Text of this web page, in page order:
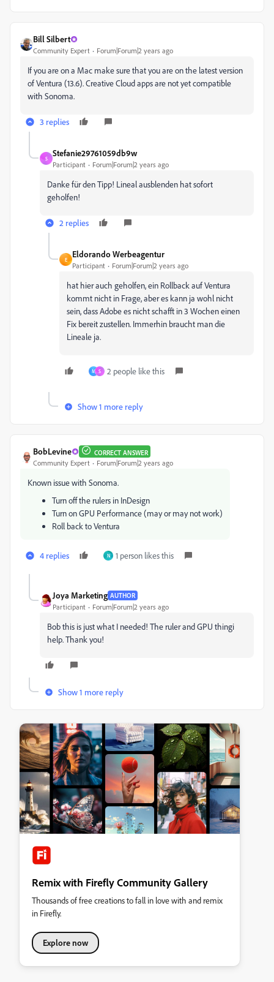
Bill Silbert
Community Expert Forum|Forum|2 years ago
If you are on a Mac make sure that you are on the latest version
of Ventura (13.6). Creative Cloud apps are not yet compatible
with Sonoma.
3 replies
S
Stefanie29761059db9w
Participant Forum|Forum|2 years ago
Danke für den Tipp! Lineal ausblenden hat sofort
geholfen!
2 replies
E
Eldorando Werbeagentur
Participant Forum|Forum|2 years ago
hat hier auch geholfen, ein Rollback auf Ventura
kommt nicht in Frage, aber es kann ja wohl nicht
sein, dass Adobe es nicht schafft in 3 Wochen einen
Fix bereit zustellen. Immerhin braucht man die
Lineale ja.
M S 2 people like this
Show 1 more reply
BobLevine CORRECT ANSWER
Community Expert Forum|Forum|2 years ago
Known issue with Sonoma.
Turn off the rulers in InDesign
Turn on GPU Performance (may or may not work)
Roll back to Ventura
4 replies N 1 person likes this
Joya Marketing AUTHOR
Participant Forum|Forum|2 years ago
Bob this is just what I needed! The ruler and GPU thingi
help. Thank you!
Show 1 more reply
Remix with Firefly Community Gallery
Thousands of free creations to fall in love with and remix
in Firefly.
Explore now